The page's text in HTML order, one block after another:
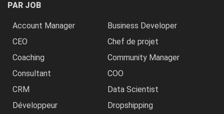
PAR JOB
Account Manager
Business Developer
CEO
Chef de projet
Coaching
Community Manager
Consultant
COO
CRM
Data Scientist
Développeur
Dropshipping